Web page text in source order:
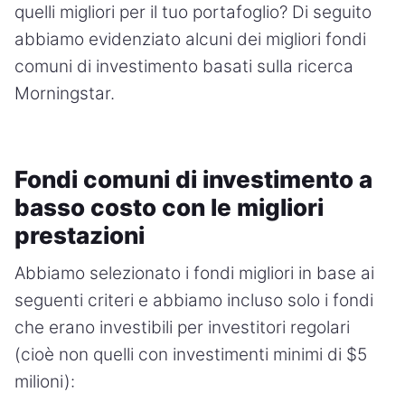
quelli migliori per il tuo portafoglio? Di seguito
abbiamo evidenziato alcuni dei migliori fondi
comuni di investimento basati sulla ricerca
Morningstar.
Fondi comuni di investimento a
basso costo con le migliori
prestazioni
Abbiamo selezionato i fondi migliori in base ai
seguenti criteri e abbiamo incluso solo i fondi
che erano investibili per investitori regolari
(cioè non quelli con investimenti minimi di $5
milioni):